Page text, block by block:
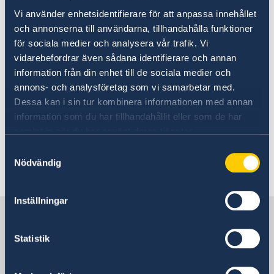
Vi använder enhetsidentifierare för att anpassa innehållet
och annonserna till användarna, tillhandahålla funktioner
för sociala medier och analysera vår trafik. Vi
vidarebefordrar även sådana identifierare och annan
information från din enhet till de sociala medier och
annons- och analysföretag som vi samarbetar med.
Dessa kan i sin tur kombinera informationen med annan
information som du har tillhandahållit eller som de har
Nödvändig
Inställningar
Statistik
UD:s reseinformation på
regeringen.se
Ladda ner appen UD Resklar
Ladda ner UD Resklar på Google Play
Ladda ner UD Resklar på iTunes
Följ UD Resklar på Facebook och X
UD Resklar på Facebook